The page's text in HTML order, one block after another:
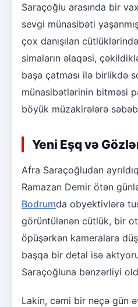
Saraçoğlu arasında bir
sevgi münasibəti
çox danışılan
simaların əlaqəsi,
başa çatması ilə birlikdə
münasibətlərinin bitməsi
böyük müzakirələrə
Yeni Eşq və
Afra Saraçoğludan
Ramazan Demir ötən
Bodrumda obyektivlərə
görüntülənən cütlük, bir
öpüşərkən kameralara
başqa bir detal isə
Saraçoğluna bənzərliyi
Lakin, cəmi bir neçə gün